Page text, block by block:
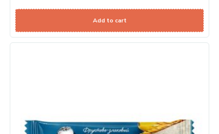
Add to cart